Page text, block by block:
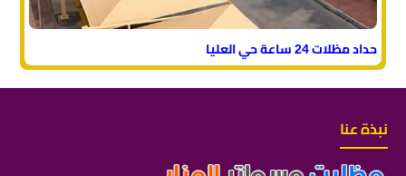
حداد مظلات 24 ساعة حي العليا
نبذة عنا